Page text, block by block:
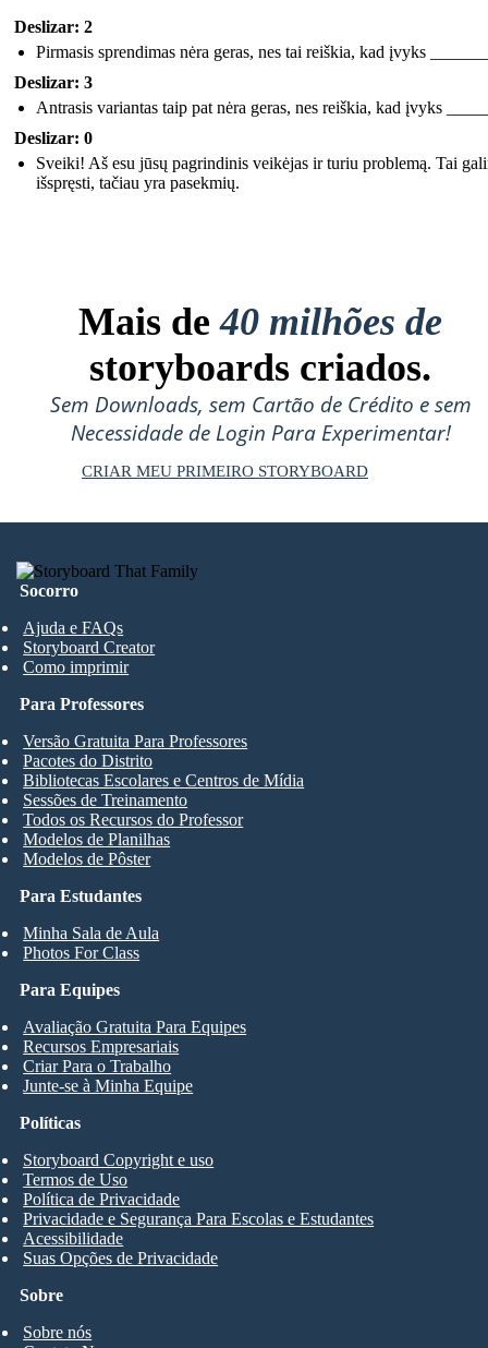
Deslizar: 2
Pirmasis sprendimas nėra geras, nes tai reiškia, kad įvyks
Deslizar: 3
Antrasis variantas taip pat nėra geras, nes reiškia, kad įvyks
Deslizar: 0
Sveiki! Aš esu jūsų pagrindinis veikėjas ir turiu problemą. Tai
išspręsti, tačiau yra pasekmių.
Mais de40 milhões de
storyboards criados.
Sem Downloads, sem Cartão de Crédito e sem
Necessidade de Login Para Experimentar!
CRIAR MEU PRIMEIRO STORYBOARD
Socorro
Ajuda e FAQs
Storyboard Creator
Como imprimir
Para Estudantes
Minha Sala de Aula
Photos For Class
Para Professores
Versão Gratuita Para Professores
Pacotes do Distrito
Bibliotecas Escolares e Centros de Mídia
Sessões de Treinamento
Todos os Recursos do Professor
Modelos de Planilhas
Modelos de Pôster
Para Equipes
Avaliação Gratuita Para Equipes
Recursos Empresariais
Criar Para o Trabalho
Junte-se à Minha Equipe
Sobre
Sobre nós
Políticas
Storyboard Copyright e uso
Termos de Uso
Política de Privacidade
Privacidade e Segurança Para Escolas e Estudantes
Acessibilidade
Suas Opções de Privacidade